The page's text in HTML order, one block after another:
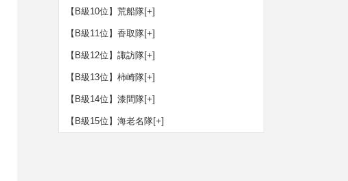
【B級10位】荒船隊[+]
【B級11位】香取隊[+]
【B級12位】諏訪隊[+]
【B級13位】柿崎隊[+]
【B級14位】漆間隊[+]
【B級15位】海老名隊[+]